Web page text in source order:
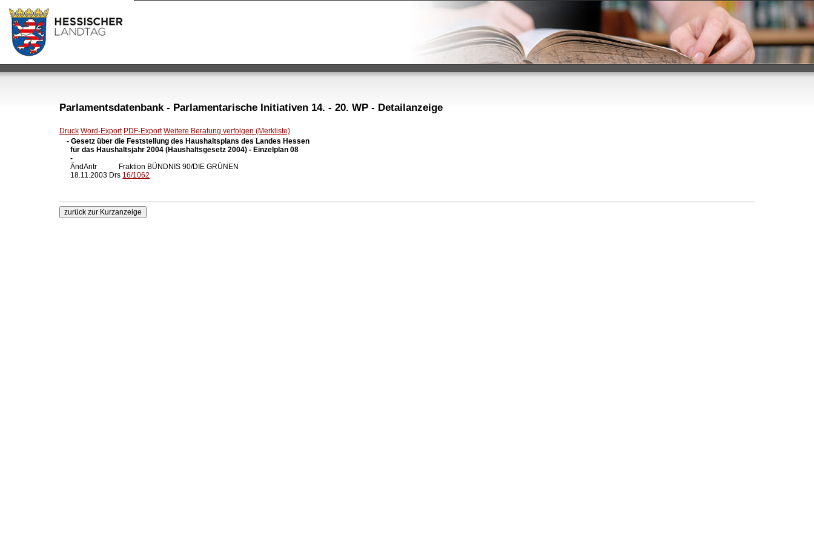
Parlamentsdatenbank - Parlamentarische Initiativen 14. - 20. WP - Detailanzeige
Druck Word-Export PDF-Export Weitere Beratung verfolgen (Merkliste)
- Gesetz über die Feststellung des Haushaltsplans des Landes Hessen
  für das Haushaltsjahr 2004 (Haushaltsgesetz 2004) - Einzelplan 08
  -
ÄndAntr            Fraktion BÜNDNIS 90/DIE GRÜNEN
  18.11.2003 Drs
16/1062